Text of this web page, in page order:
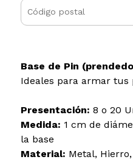
Base de Pin
Ideales para armar tus
Presentación: 8 o 20
Medida: 1 cm de
la base
Material: Metal,